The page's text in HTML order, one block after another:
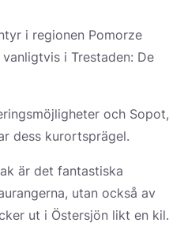
i regionen Pomorze
vanligtvis i Trestaden: De
och Sopot,
dess kurortsprägel.
är det fantastiska
utan också av
ut i Östersjön likt en kil.